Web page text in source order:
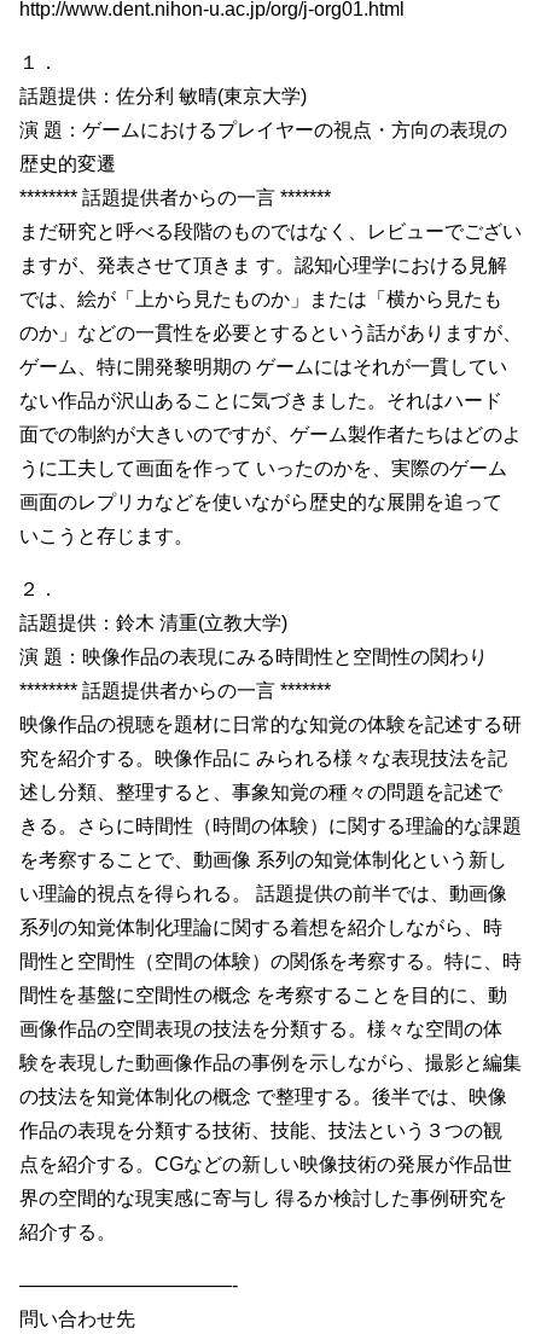
http://www.dent.nihon-u.ac.jp/org/j-org01.html
１．
話題提供：佐分利 敏晴(東京大学)
演 題：ゲームにおけるプレイヤーの視点・方向の表現の
歴史的変遷
******** 話題提供者からの一言 *******
まだ研究と呼べる段階のものではなく、レビューでござい
ますが、発表させて頂きま す。認知心理学における見解
では、絵が「上から見たものか」または「横から見たも
のか」などの一貫性を必要とするという話がありますが、
ゲーム、特に開発黎明期の ゲームにはそれが一貫してい
ない作品が沢山あることに気づきました。それはハード
面での制約が大きいのですが、ゲーム製作者たちはどのよ
うに工夫して画面を作って いったのかを、実際のゲーム
画面のレプリカなどを使いながら歴史的な展開を追って
いこうと存じます。
２．
話題提供：鈴木 清重(立教大学)
演 題：映像作品の表現にみる時間性と空間性の関わり
******** 話題提供者からの一言 *******
映像作品の視聴を題材に日常的な知覚の体験を記述する研
究を紹介する。映像作品に みられる様々な表現技法を記
述し分類、整理すると、事象知覚の種々の問題を記述で
きる。さらに時間性（時間の体験）に関する理論的な課題
を考察することで、動画像 系列の知覚体制化という新し
い理論的視点を得られる。 話題提供の前半では、動画像
系列の知覚体制化理論に関する着想を紹介しながら、時
間性と空間性（空間の体験）の関係を考察する。特に、時
間性を基盤に空間性の概念 を考察することを目的に、動
画像作品の空間表現の技法を分類する。様々な空間の体
験を表現した動画像作品の事例を示しながら、撮影と編集
の技法を知覚体制化の概念 で整理する。後半では、映像
作品の表現を分類する技術、技能、技法という３つの観
点を紹介する。CGなどの新しい映像技術の発展が作品世
界の空間的な現実感に寄与し 得るか検討した事例研究を
紹介する。
———————————-
問い合わせ先